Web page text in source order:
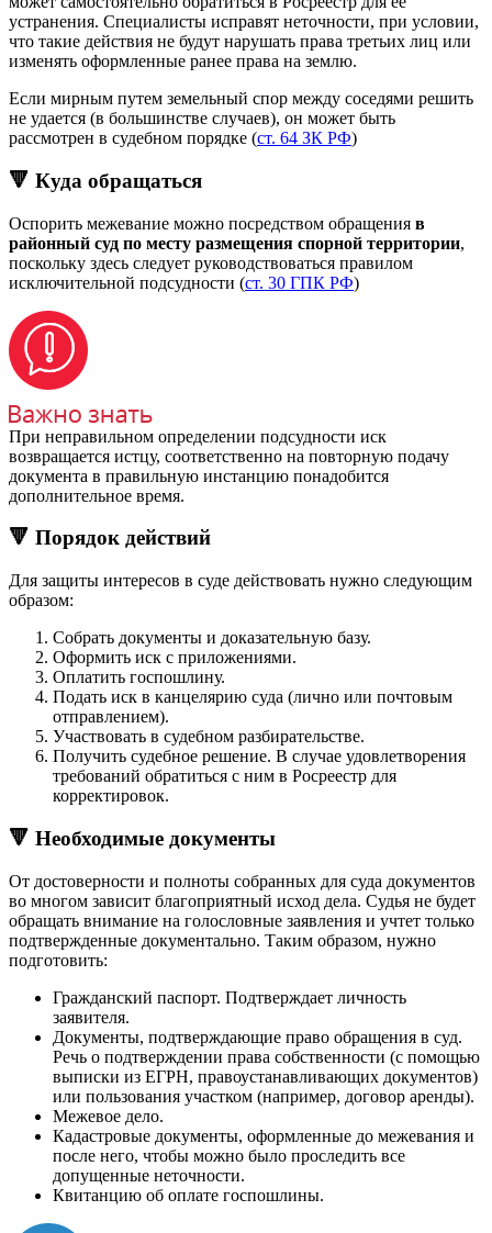
устранения. Специалисты исправят неточности, при условии,
что такие действия не будут нарушать права третьих лиц или
изменять оформленные ранее права на землю.
Если мирным путем земельный спор между соседями решить
не удается (в большинстве случаев), он может быть
рассмотрен в судебном порядке (ст. 64 ЗК РФ)
🔻 Куда обращаться
Оспорить межевание можно посредством обращения в
районный суд по месту размещения спорной территории,
поскольку здесь следует руководствоваться правилом
исключительной подсудности (ст. 30 ГПК РФ)
При неправильном определении подсудности иск
возвращается истцу, соответственно на повторную подачу
документа в правильную инстанцию понадобится
дополнительное время.
🔻 Порядок действий
Для защиты интересов в суде действовать нужно следующим
образом:
Собрать документы и доказательную базу.
Оформить иск с приложениями.
Оплатить госпошлину.
Подать иск в канцелярию суда (лично или почтовым
отправлением).
Участвовать в судебном разбирательстве.
Получить судебное решение. В случае удовлетворения
требований обратиться с ним в Росреестр для
корректировок.
🔻 Необходимые документы
От достоверности и полноты собранных для суда документов
во многом зависит благоприятный исход дела. Судья не будет
обращать внимание на голословные заявления и учтет только
подтвержденные документально. Таким образом, нужно
подготовить:
Гражданский паспорт. Подтверждает личность
заявителя.
Документы, подтверждающие право обращения в суд.
Речь о подтверждении права собственности (с помощью
выписки из ЕГРН, правоустанавливающих документов)
или пользования участком (например, договор аренды).
Межевое дело.
Кадастровые документы, оформленные до межевания и
после него, чтобы можно было проследить все
допущенные неточности.
Квитанцию об оплате госпошлины.